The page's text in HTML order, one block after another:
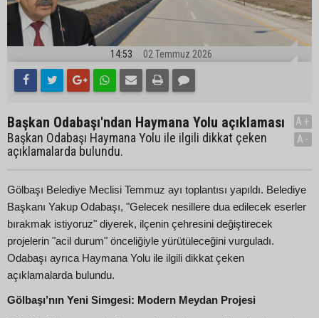
14:53 02 Temmuz 2026
Başkan Odabaşı'ndan Haymana Yolu açıklaması
Başkan Odabaşı Haymana Yolu ile ilgili dikkat çeken
açıklamalarda bulundu.
A+
A-
Gölbaşı Belediye Meclisi Temmuz ayı toplantısı yapıldı. Belediye
Başkanı Yakup Odabaşı, "Gelecek nesillere dua edilecek eserler
bırakmak istiyoruz" diyerek, ilçenin çehresini değiştirecek
projelerin "acil durum" önceliğiyle yürütüleceğini vurguladı.
Odabaşı ayrıca Haymana Yolu ile ilgili dikkat çeken
açıklamalarda bulundu.
Gölbaşı’nın Yeni Simgesi: Modern Meydan Projesi